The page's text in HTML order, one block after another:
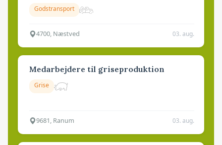
Godstransport
4700, Næstved 03. aug.
Medarbejdere til griseproduktion
Grise
9681, Ranum 03. aug.